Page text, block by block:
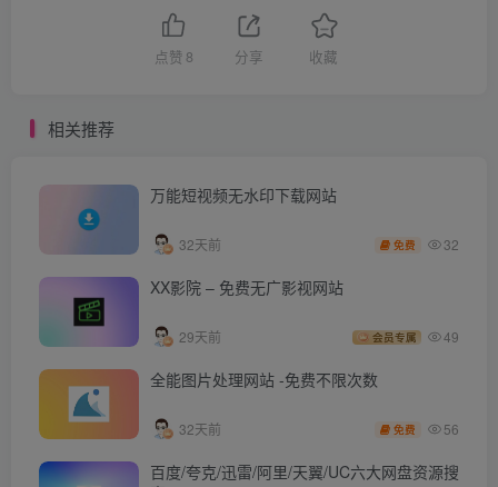
点赞 8 分享 收藏
相关推荐
万能短视频无水印下载网站
32天前 免费 32
XX影院 – 免费无广影视网站
29天前 会员专属 49
全能图片处理网站 -免费不限次数
32天前 免费 56
百度/夸克/迅雷/阿里/天翼/UC六大网盘资源搜